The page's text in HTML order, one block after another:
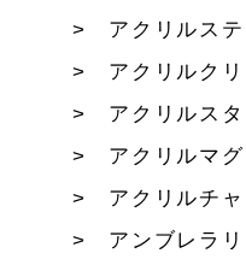
アクリルス
アクリルク
アクリルス
アクリルマグ
アクリルチ
アンブレラ